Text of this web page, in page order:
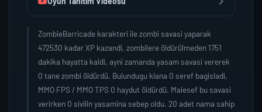
ZombieBarricade karakteri ile zombi savasi yaparak
472530 kadar XP kazandi, zombilere öldürülmeden 1751
dakika hayatta kaldi, ayni zamanda yasam savasi vererek
0 tane zombi öldürdü. Bulundugu klana 0 seref bagisladi,
MMO FPS / MMO TPS 0 haydut öldürdü. Malesef bu savasi
verirken 0 sivilin yasamina sebep oldu. 20 adet nama sahip